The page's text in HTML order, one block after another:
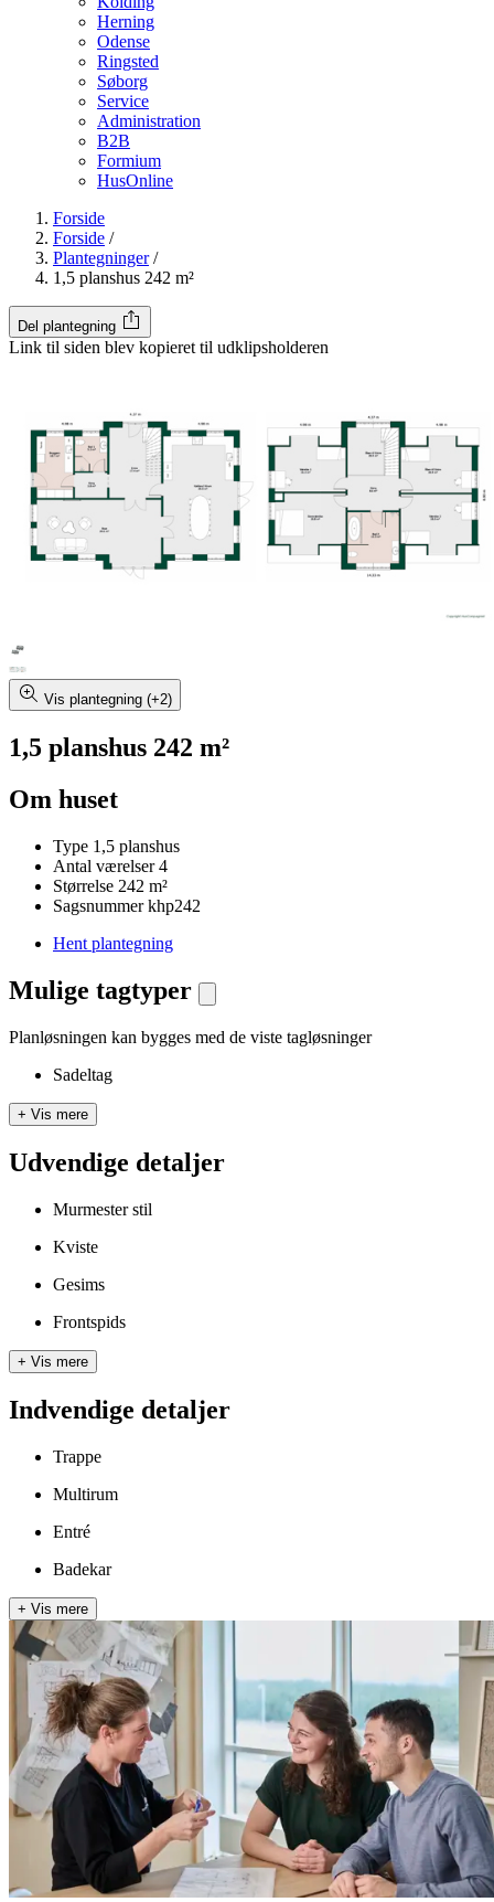
Herning
Odense
Ringsted
Søborg
Service
Administration
B2B
Formium
HusOnline
Forside
Forside /
Plantegninger /
1,5 planshus 242 m²
Del plantegning
Link til siden blev kopieret til udklipsholderen
Vis plantegning (+2)
1,5 planshus 242 m²
Om huset
Type 1,5 planshus
Antal værelser 4
Størrelse 242 m²
Sagsnummer khp242
Hent plantegning
Mulige tagtyper
Planløsningen kan bygges med de viste tagløsninger
Sadeltag
+ Vis mere
Udvendige detaljer
Murmester stil
Kviste
Gesims
Frontspids
+ Vis mere
Indvendige detaljer
Trappe
Multirum
Entré
Badekar
+ Vis mere